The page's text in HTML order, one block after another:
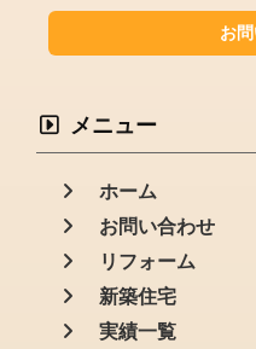
お
メニュー
ホーム
お問い合わせ
リフォーム
新築住宅
実績一覧